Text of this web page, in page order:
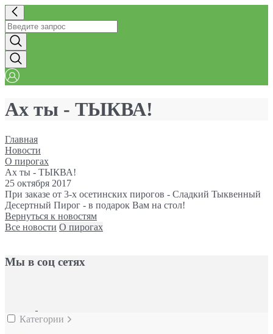
Ах ты - ТЫКВА!
Главная
Новости
О пирогах
Ах ты - ТЫКВА!
25 октября 2017
При заказе от 3-х осетинских пирогов - Сладкий Тыквенный
Десертный Пирог - в подарок Вам на стол!
Вернуться к новостям
Все новости О пирогах
Мы в соц сетях
Категории